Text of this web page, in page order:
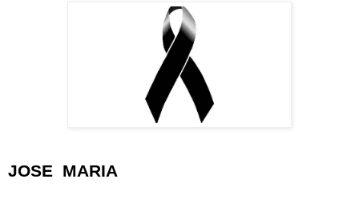
JOSE MARIA